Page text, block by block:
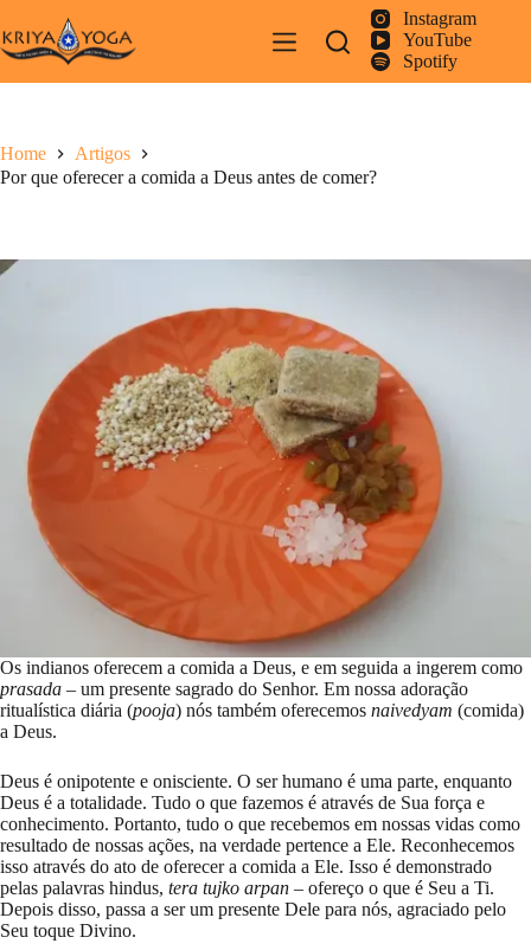
para
o
Instagram
YouTube
Spotify
Home
Artigos
Por que oferecer a comida a Deus antes de comer?
Os indianos oferecem a comida a Deus, e em seguida a ingerem como
prasada – um presente sagrado do Senhor. Em nossa adoração
ritualística diária (pooja) nós também oferecemos naivedyam (comida)
a Deus.
Deus é onipotente e onisciente. O ser humano é uma parte, enquanto
Deus é a totalidade. Tudo o que fazemos é através de Sua força e
conhecimento. Portanto, tudo o que recebemos em nossas vidas como
resultado de nossas ações, na verdade pertence a Ele. Reconhecemos
isso através do ato de oferecer a comida a Ele. Isso é demonstrado
pelas palavras hindus, tera tujko arpan – ofereço o que é Seu a Ti.
Depois disso, passa a ser um presente Dele para nós, agraciado pelo
Seu toque Divino.